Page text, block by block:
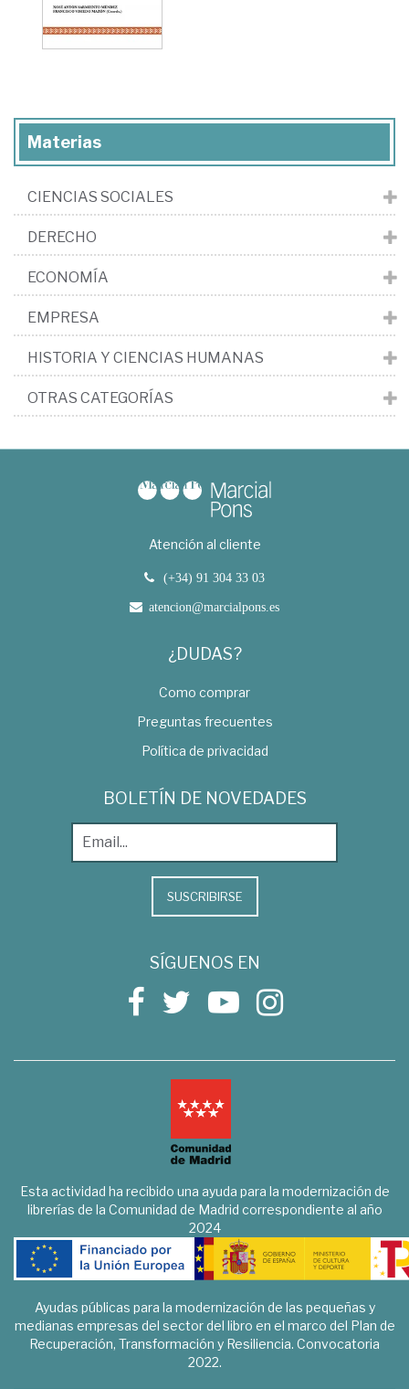
Materias
CIENCIAS SOCIALES
DERECHO
ECONOMÍA
EMPRESA
HISTORIA Y CIENCIAS HUMANAS
OTRAS CATEGORÍAS
Atención al cliente
(+34) 91 304 33 03
atencion@marcialpons.es
¿DUDAS?
Como comprar
Preguntas frecuentes
Política de privacidad
BOLETÍN DE NOVEDADES
SUSCRIBIRSE
SÍGUENOS EN
Esta actividad ha recibido una ayuda para la modernización de
librerías de la Comunidad de Madrid correspondiente al año
2024
Ayudas públicas para la modernización de las pequeñas y
medianas empresas del sector del libro en el marco del Plan de
Recuperación, Transformación y Resiliencia. Convocatoria
2022.